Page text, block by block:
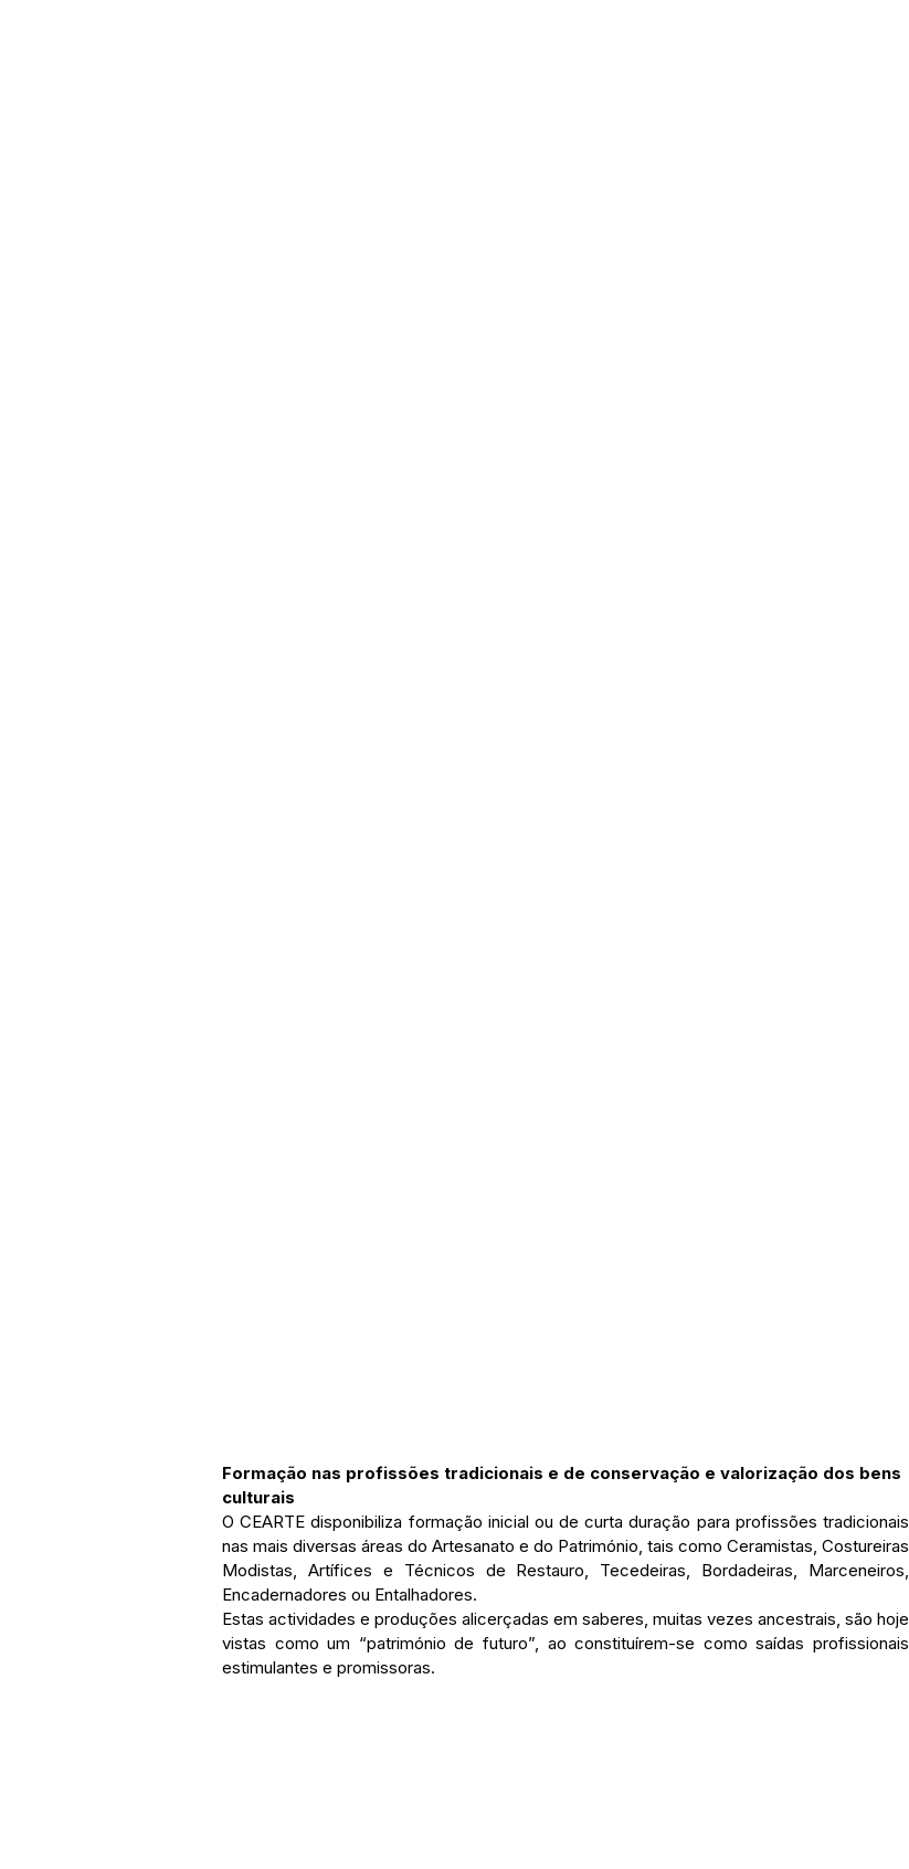
Formação nas profissões tradicionais e de conservação e valorização dos bens
culturais
O CEARTE disponibiliza formação inicial ou de curta duração para profissões tradicionais
nas mais diversas áreas do Artesanato e do Património, tais como Ceramistas, Costureiras
Modistas, Artífices e Técnicos de Restauro, Tecedeiras, Bordadeiras, Marceneiros,
Encadernadores ou Entalhadores.
Estas actividades e produções alicerçadas em saberes, muitas vezes ancestrais, são hoje
vistas como um “património de futuro”, ao constituírem-se como saídas profissionais
estimulantes e promissoras.